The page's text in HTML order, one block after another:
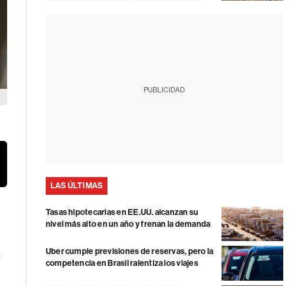
PUBLICIDAD
LAS ÚLTIMAS
Tasas hipotecarias en EE.UU. alcanzan su
nivel más alto en un año y frenan la demanda
Uber cumple previsiones de reservas, pero la
competencia en Brasil ralentiza los viajes